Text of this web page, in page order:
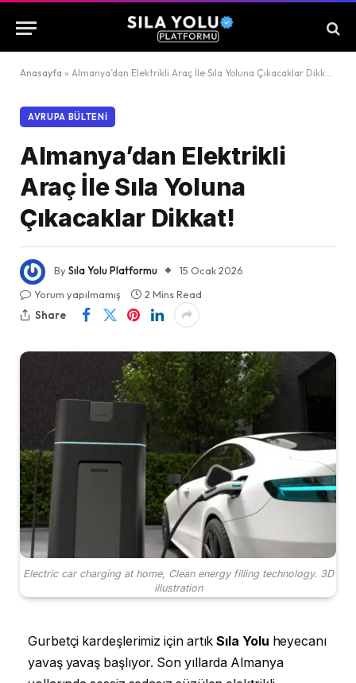
Anasayfa » Almanya’dan Elektrikli Araç İle Sıla Yoluna Çıkacaklar Dikkat!
AVRUPA BÜLTENI
Almanya’dan Elektrikli
Araç İle Sıla Yoluna
Çıkacaklar Dikkat!
BySıla Yolu Platformu
15 Ocak 2026
Yorum yapılmamış
2 Mins Read
Share
Electric car charging at home, Clean energy filling technology. 3D
illustration
Gurbetçi kardeşlerimiz için artıkSıla Yolu heyecanı
yavaş yavaş başlıyor. Son yıllarda Almanya